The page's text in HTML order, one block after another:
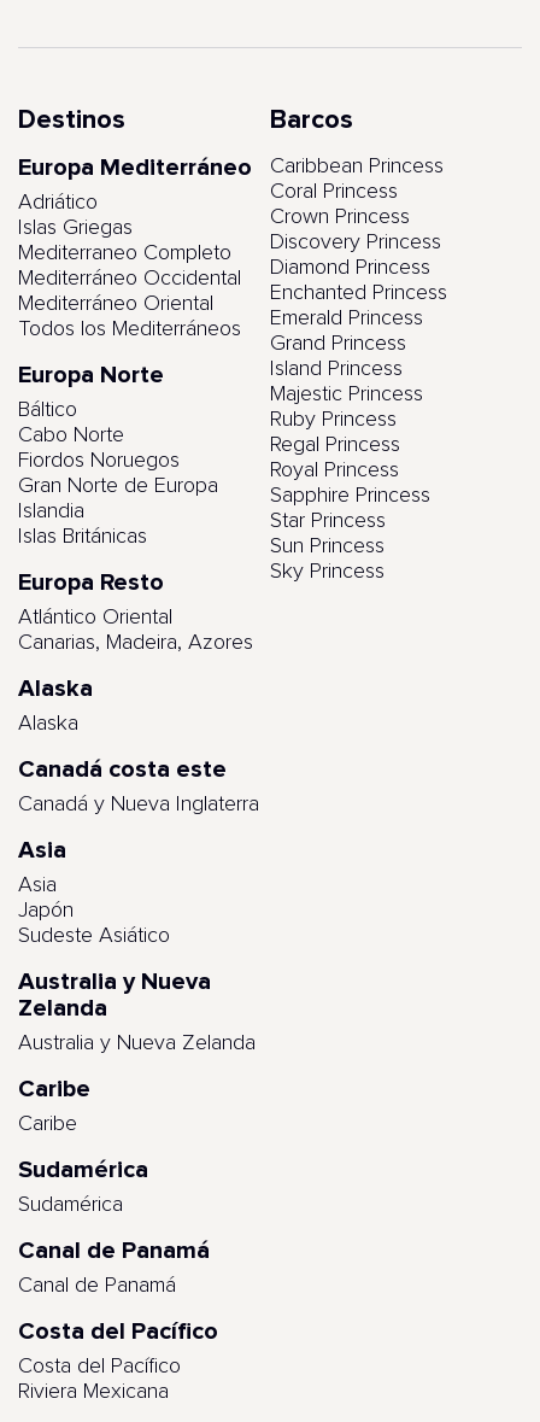
Destinos
Europa Mediterráneo
Adriático
Islas Griegas
Mediterraneo Completo
Mediterráneo Occidental
Mediterráneo Oriental
Todos los Mediterráneos
Europa Norte
Báltico
Cabo Norte
Fiordos Noruegos
Gran Norte de Europa
Islandia
Islas Británicas
Europa Resto
Atlántico Oriental
Canarias, Madeira, Azores
Alaska
Alaska
Canadá costa este
Canadá y Nueva Inglaterra
Asia
Asia
Japón
Sudeste Asiático
Australia y Nueva
Zelanda
Australia y Nueva Zelanda
Caribe
Caribe
Sudamérica
Sudamérica
Canal de Panamá
Canal de Panamá
Costa del Pacífico
Costa del Pacífico
Riviera Mexicana
Barcos
Caribbean Princess
Coral Princess
Crown Princess
Discovery Princess
Diamond Princess
Enchanted Princess
Emerald Princess
Grand Princess
Island Princess
Majestic Princess
Ruby Princess
Regal Princess
Royal Princess
Sapphire Princess
Star Princess
Sun Princess
Sky Princess